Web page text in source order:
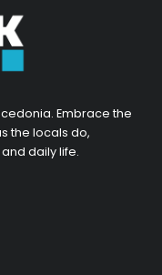
Embrace the
the locals do,
daily life.